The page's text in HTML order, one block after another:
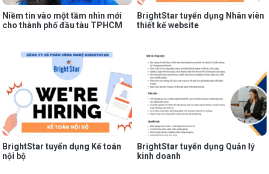
Niềm tin vào một tầm nhìn mới
cho thành phố đầu tàu TPHCM
BrightStar tuyển dụng Nhân viên
thiết kế website
BrightStar tuyển dụng Kế toán
nội bộ
BrightStar tuyển dụng Quản lý
kinh doanh